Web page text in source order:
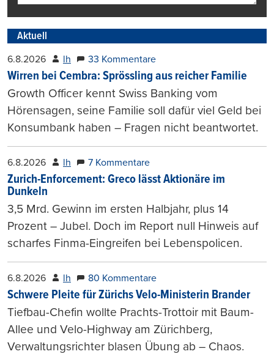
Aktuell
6.8.2026 lh 33 Kommentare
Wirren bei Cembra: Sprössling aus reicher Familie
Growth Officer kennt Swiss Banking vom
Hörensagen, seine Familie soll dafür viel Geld bei
Konsumbank haben – Fragen nicht beantwortet.
6.8.2026 lh 7 Kommentare
Zurich-Enforcement: Greco lässt Aktionäre im
Dunkeln
3,5 Mrd. Gewinn im ersten Halbjahr, plus 14
Prozent – Jubel. Doch im Report null Hinweis auf
scharfes Finma-Eingreifen bei Lebenspolicen.
6.8.2026 lh 80 Kommentare
Schwere Pleite für Zürichs Velo-Ministerin Brander
Tiefbau-Chefin wollte Prachts-Trottoir mit Baum-
Allee und Velo-Highway am Zürichberg,
Verwaltungsrichter blasen Übung ab – Chaos.